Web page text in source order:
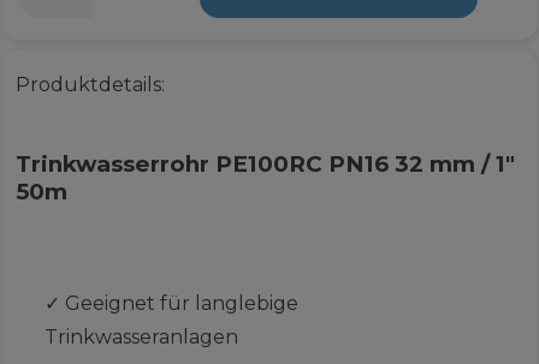
Produktdetails:
Trinkwasserrohr PE100RC PN16 32 mm / 1"
50m
✓ Geeignet für langlebige
Trinkwasseranlagen